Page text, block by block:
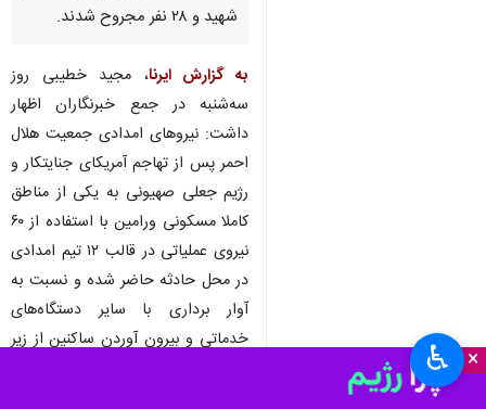
×
شهید و ۲۸ نفر مجروح شدند.
به گزارش ایرنا، مجید خطیبی روز
سه‌شنبه در جمع خبرنگاران اظهار
داشت: نیروهای امدادی جمعیت هلال
احمر پس از تهاجم آمریکای جنایتکار و
رژیم جعلی صهیونی به یکی از مناطق
کاملا مسکونی ورامین با استفاده از ۶۰
نیروی عملیاتی در قالب ۱۲ تیم امدادی
در محل حادثه حاضر شده و نسبت به
آوار برداری با سایر دستگاه‌های
خدماتی و بیرون آوردن ساکنین از زیر
♿︎